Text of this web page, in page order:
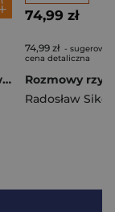
Władcy rzek. Nowa historia wikingów
74,99 zł
74,99 zł -
cena detaliczna
Radosław